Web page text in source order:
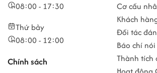
08:00 - 17:30
Thứ bảy
08:00 - 12:00
Chính sách
Cơ cấu
Khách
Đối tác
Báo chí
Thành tích